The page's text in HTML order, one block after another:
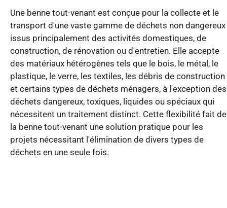
Une benne tout-venant est conçue pour la collecte et le
transport d'une vaste gamme de déchets non dangereux
issus principalement des activités domestiques, de
construction, de rénovation ou d'entretien. Elle accepte
des matériaux hétérogènes tels que le bois, le métal, le
plastique, le verre, les textiles, les débris de construction
et certains types de déchets ménagers, à l'exception des
déchets dangereux, toxiques, liquides ou spéciaux qui
nécessitent un traitement distinct. Cette flexibilité fait de
la benne tout-venant une solution pratique pour les
projets nécessitant l'élimination de divers types de
déchets en une seule fois.